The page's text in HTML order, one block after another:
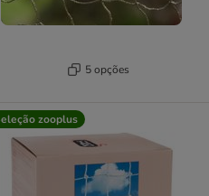
5 opções
zooplus